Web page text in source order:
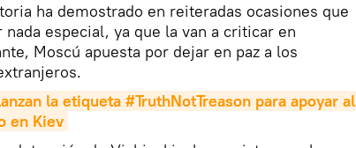
ha demostrado en reiteradas ocasiones que
especial, ya que la van a criticar en
Moscú apuesta por dejar en paz a los
la etiqueta #TruthNotTreason para apoyar al
en Kiev